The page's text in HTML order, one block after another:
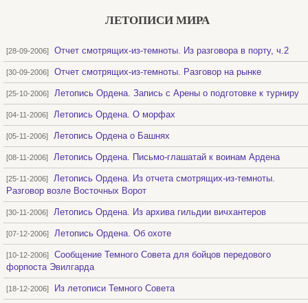
ЛЕТОПИСИ МИРА
[28-09-2006] Отчет смотрящих-из-темноты. Из разговора в порту, ч.2
[30-09-2006] Отчет смотрящих-из-темноты. Разговор на рынке
[25-10-2006] Летопись Ордена. Запись с Арены о подготовке к турниру
[04-11-2006] Летопись Ордена. О морфах
[05-11-2006] Летопись Ордена о Башнях
[08-11-2006] Летопись Ордена. Письмо-глашатай к воинам Ардена
[25-11-2006]
Летопись Ордена. Из отчета смотрящих-из-темноты.
Разговор возле Восточных Ворот
[30-11-2006] Летопись Ордена. Из архива гильдии вичхантеров
[07-12-2006] Летопись Ордена. Об охоте
[10-12-2006]
Сообщение Темного Совета для бойцов передового
форпоста Эвилгарда
[18-12-2006] Из летописи Темного Совета